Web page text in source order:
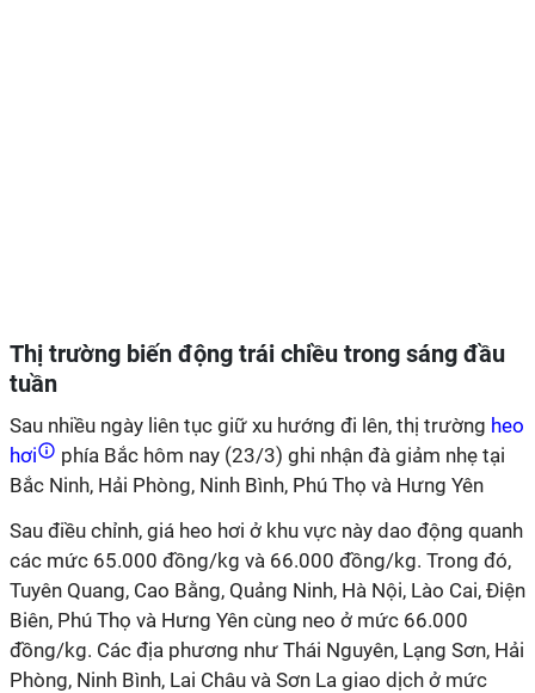
Thị trường biến động trái chiều trong sáng đầu
tuần
Sau nhiều ngày liên tục giữ xu hướng đi lên, thị trường heo
hơi
phía Bắc hôm nay (23/3) ghi nhận đà giảm nhẹ tại
Bắc Ninh, Hải Phòng, Ninh Bình, Phú Thọ và Hưng Yên
Sau điều chỉnh, giá heo hơi ở khu vực này dao động quanh
các mức 65.000 đồng/kg và 66.000 đồng/kg. Trong đó,
Tuyên Quang, Cao Bằng, Quảng Ninh, Hà Nội, Lào Cai, Điện
Biên, Phú Thọ và Hưng Yên cùng neo ở mức 66.000
đồng/kg. Các địa phương như Thái Nguyên, Lạng Sơn, Hải
Phòng, Ninh Bình, Lai Châu và Sơn La giao dịch ở mức